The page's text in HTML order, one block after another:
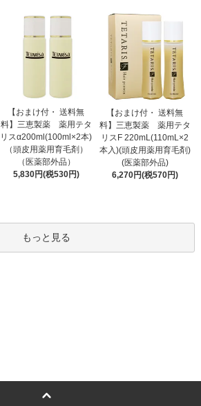
【おまけ付・ 送料無
料】三恵製薬 薬用テタ
リスα200ml(100ml×2本)
（頭皮用薬用育毛剤）
（医薬部外品）
5,830円(税530円)
【おまけ付・ 送料無
料】三恵製薬 薬用テタ
リスF 220mL(110mL×2
本入)(頭皮用薬用育毛剤)
(医薬部外品)
6,270円(税570円)
もっと見る